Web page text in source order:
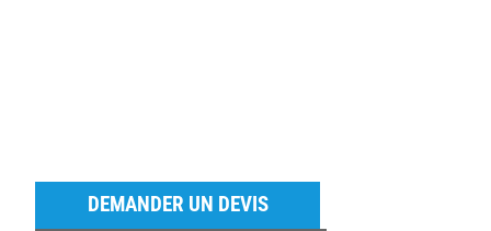
DEMANDER UN DEVIS